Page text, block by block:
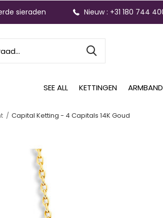
SEE ALL KETTINGEN
sieraden Nieuw : +31 180 744
Capital Ketting - 4 Capitals 14K Goud